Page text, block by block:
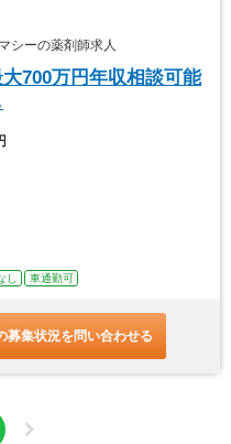
シーの薬剤師求人
700万円年収相談可能
車通勤可
募集状況を問い合わせる